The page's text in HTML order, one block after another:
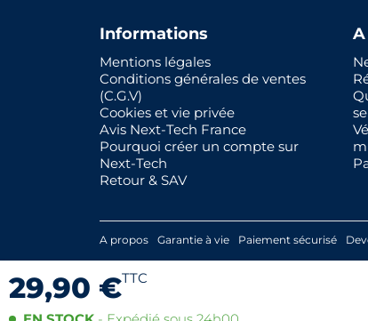
29,90 €TTC
Informations
Mentions légales
Conditions générales de ventes
(C.G.V)
Cookies et vie privée
Avis Next-Tech France
Pourquoi créer un compte sur
Next-Tech
Retour & SAV
A propos Garantie à vie Paiement sécurisé